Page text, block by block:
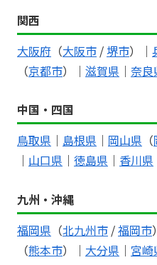
関西
大阪府 （大阪市 / 堺市）｜
（京都市）｜ 滋賀県 ｜ 奈良
中国・四国
鳥取県 ｜ 島根県 ｜ 岡山県 （
｜ 山口県 ｜ 徳島県 ｜ 香川県
九州・沖縄
福岡県 （北九州市 /福岡市
（熊本市）｜ 大分県 ｜ 宮崎